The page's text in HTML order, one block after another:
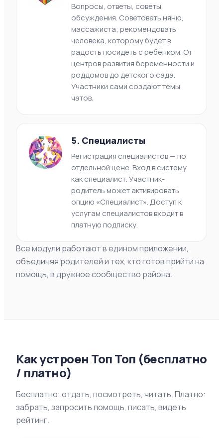
Вопросы, ответы, советы,
обсуждения. Советовать няню,
массажиста; рекомендовать
человека, которому будет в
радость посидеть с ребёнком. От
центров развития беременности и
роддомов до детского сада.
Участники сами создают темы
чатов.
5. Специалисты
Регистрация специалистов — по
отдельной цене. Вход в систему
как специалист. Участник-
родитель может активировать
опцию «Специалист». Доступ к
услугам специалистов входит в
платную подписку.
Все модули работают в едином приложении,
объединяя родителей и тех, кто готов прийти на
помощь, в дружное сообщество района.
Как устроен Топ Топ (бесплатно
/ платно)
Бесплатно: отдать, посмотреть, читать. Платно:
забрать, запросить помощь, писать, видеть
рейтинг.